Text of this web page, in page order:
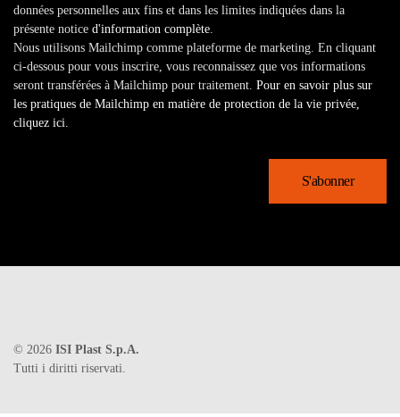
données personnelles aux fins et dans les limites indiquées dans la
présente notice d'information complète.
Nous utilisons Mailchimp comme plateforme de marketing. En cliquant
ci-dessous pour vous inscrire, vous reconnaissez que vos informations
seront transférées à Mailchimp pour traitement. Pour en savoir plus sur
les pratiques de Mailchimp en matière de protection de la vie privée,
cliquez ici.
© 2026 ISI Plast S.p.A.
Tutti i diritti riservati.